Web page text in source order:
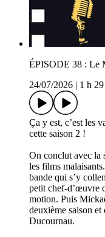
ÉPISODE 38 : Le
24/07/2026
1 h
Ça y est, c’est les
cette saison 2 !
On conclut avec la
les films
bande qui s’y
petit chef-d’œuvre
motion. Puis
deuxième saison et
Ducournau.